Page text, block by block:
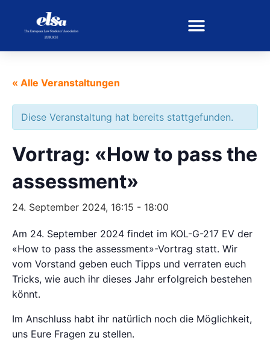
« Alle Veranstaltungen
Diese Veranstaltung hat bereits stattgefunden.
Vortrag: «How to pass the
assessment»
24. September 2024, 16:15 - 18:00
Am 24. September 2024 findet im KOL-G-217 EV der
«How to pass the assessment»-Vortrag statt. Wir
vom Vorstand geben euch Tipps und verraten euch
Tricks, wie auch ihr dieses Jahr erfolgreich bestehen
könnt.
Im Anschluss habt ihr natürlich noch die Möglichkeit,
uns Eure Fragen zu stellen.